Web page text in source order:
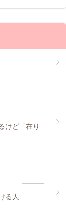
けど「在り
る人